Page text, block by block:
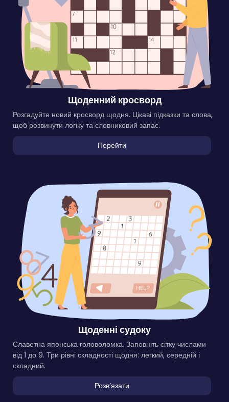
Щоденний кросворд
Розгадуйте новий кросворд щодня. Цікаві підказки та слова,
щоб розвинути логіку та словниковий запас.
Перейти
Щоденні судоку
Славетна японська головоломка. Заповніть сітку числами
від 1 до 9. Три рівні складності щодня: легкий, середній і
складний.
Розвʼязати